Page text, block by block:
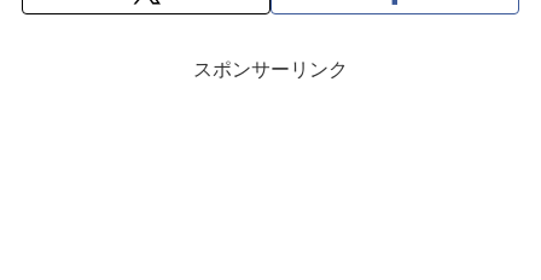
スポンサーリンク